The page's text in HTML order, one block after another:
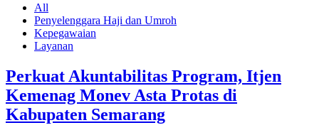
All
Penyelenggara Haji dan Umroh
Kepegawaian
Layanan
Perkuat Akuntabilitas Program, Itjen
Kemenag Monev Asta Protas di
Kabupaten Semarang